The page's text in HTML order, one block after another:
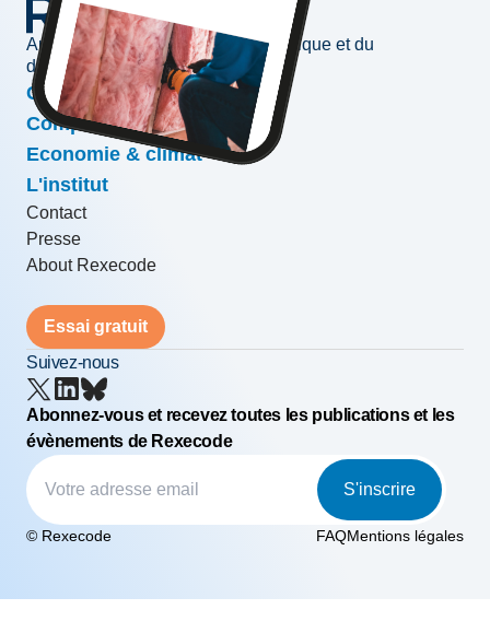
Au service de l'information économique et du
développement des entreprises
Conjoncture & prévisions
Compétitivité & croissance
Economie & climat
L'institut
Contact
Presse
About Rexecode
Essai gratuit
Suivez-nous
Abonnez-vous et recevez toutes les publications et les
évènements de Rexecode
S'inscrire
© Rexecode FAQMentions légales